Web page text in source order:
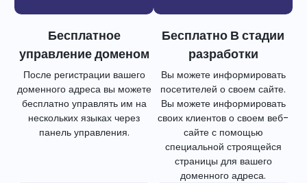
Бесплатное
управление доменом
После регистрации вашего
доменного адреса вы можете
бесплатно управлять им на
нескольких языках через
панель управления.
Бесплатно В стадии
разработки
Вы можете информировать
посетителей о своем сайте.
Вы можете информировать
своих клиентов о своем веб-
сайте с помощью
специальной строящейся
страницы для вашего
доменного адреса.